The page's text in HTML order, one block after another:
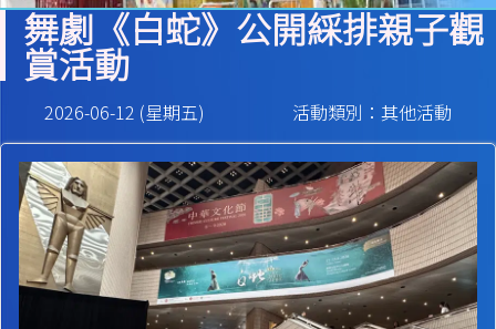
舞劇《白蛇》公開綵排親子觀
賞活動
2026-06-12 (星期五) 活動類別：其他活動